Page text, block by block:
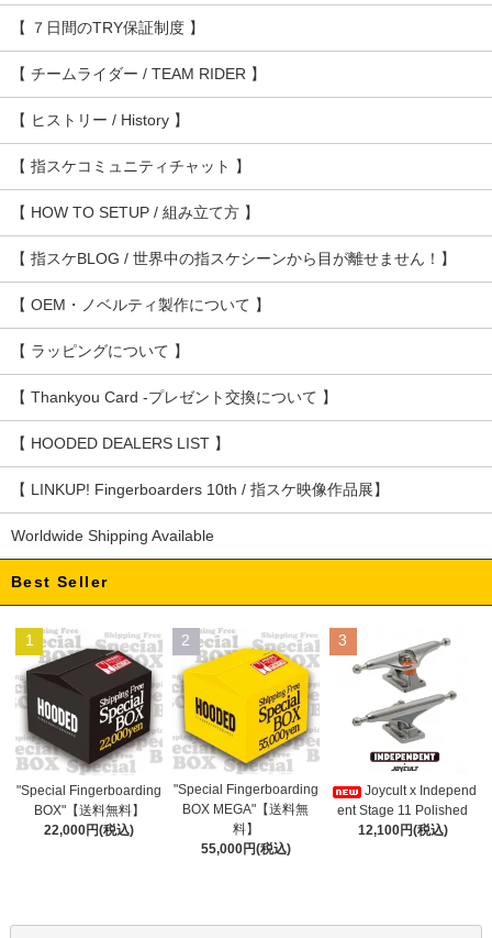
【 ７日間のTRY保証制度 】
【 チームライダー / TEAM RIDER 】
【 ヒストリー / History 】
【 指スケコミュニティチャット 】
【 HOW TO SETUP / 組み立て方 】
【 指スケBLOG / 世界中の指スケシーンから目が離せません！】
【 OEM・ノベルティ製作について 】
【 ラッピングについて 】
【 Thankyou Card -プレゼント交換について 】
【 HOODED DEALERS LIST 】
【 LINKUP! Fingerboarders 10th / 指スケ映像作品展】
Worldwide Shipping Available
Best Seller
1
"Special Fingerboarding
BOX"【送料無料】
22,000円(税込)
2
"Special Fingerboarding
BOX MEGA"【送料無
料】
55,000円(税込)
3
Joycult x Independ
ent Stage 11 Polished
12,100円(税込)